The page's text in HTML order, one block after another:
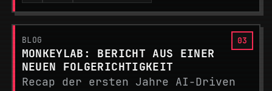
BLOG
MONKEYLAB: BERICHT AUS EINER
NEUEN FOLGERICHTIGKEIT
Recap der ersten Jahre AI-Driven